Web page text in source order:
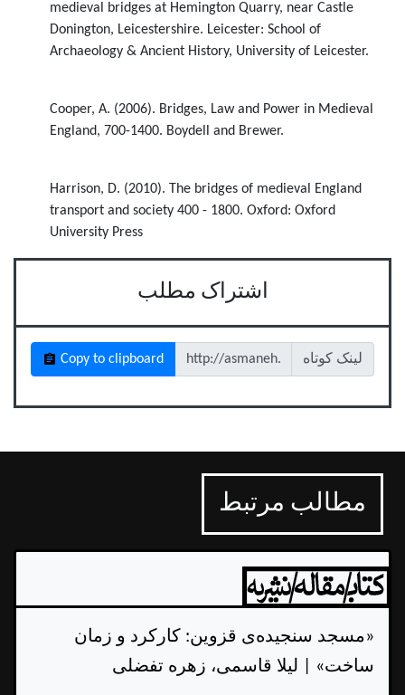
medieval bridges at Hemington Quarry, near Castle
Donington, Leicestershire. Leicester: School of
Archaeology & Ancient History, University of Leicester.
Cooper, A. (2006). Bridges, Law and Power in Medieval
England, 700-1400. Boydell and Brewer.
Harrison, D. (2010). The bridges of medieval England
transport and society 400 - 1800. Oxford: Oxford
University Press
اشتراک مطلب
لینک کوتاه Copy to clipboard
مطالب مرتبط
«مسجد سنجیده‌ی قزوین: کارکرد و زمان
ساخت» | لیلا قاسمی، زهره تفضلی